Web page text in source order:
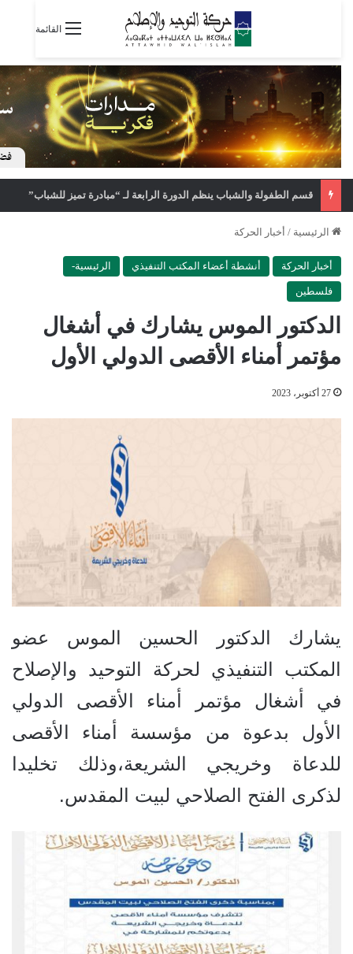
القائمة
قسم الطفولة والشباب ينظم الدورة الرابعة لـ “مبادرة تميز للشباب”
الرئيسية / أخبار الحركة
أخبار الحركة أنشطة أعضاء المكتب التنفيذي الرئيسية-
فلسطين
الدكتور الموس يشارك في أشغال
مؤتمر أمناء الأقصى الدولي الأول
27 أكتوبر، 2023
يشارك الدكتور الحسين الموس عضو
المكتب التنفيذي لحركة التوحيد والإصلاح
في أشغال مؤتمر أمناء الأقصى الدولي
الأول بدعوة من مؤسسة أمناء الأقصى
للدعاة وخريجي الشريعة،وذلك تخليدا
لذكرى الفتح الصلاحي لبيت المقدس.